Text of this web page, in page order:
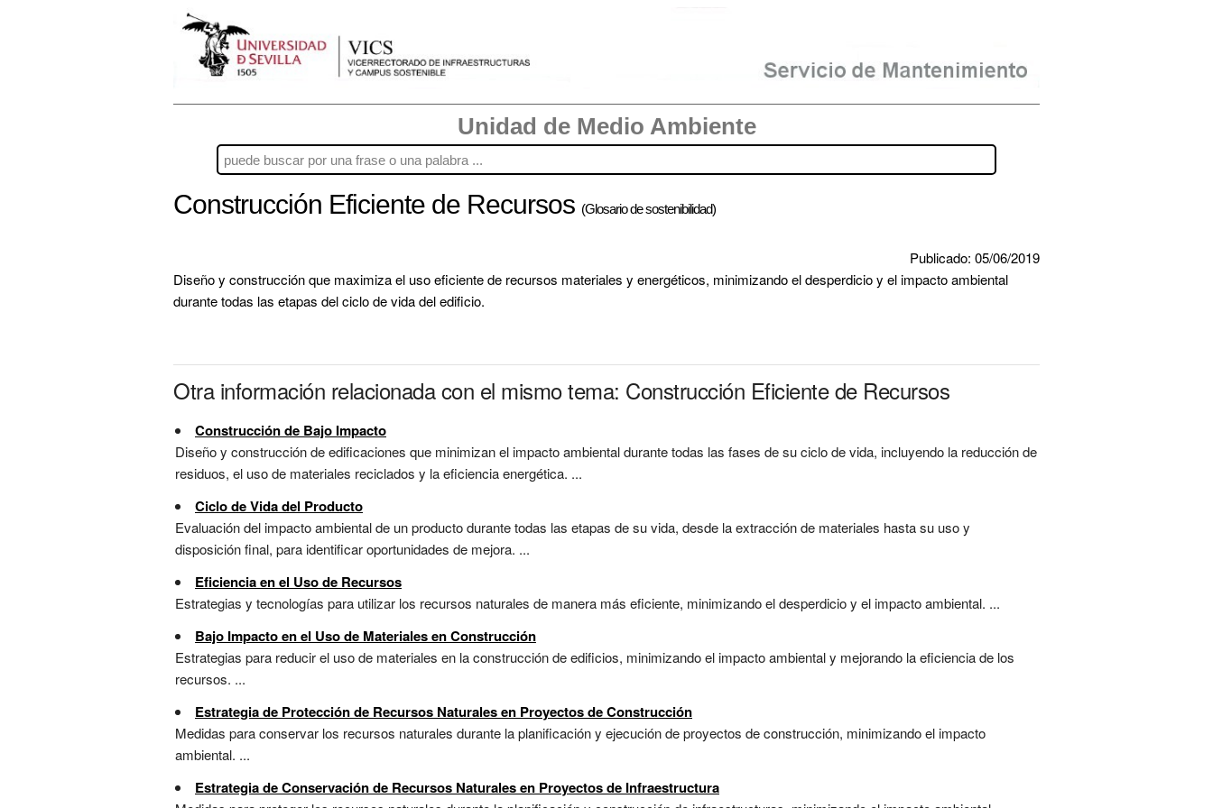
Unidad de Medio Ambiente
Construcción Eficiente de Recursos (Glosario de sostenibilidad)
Publicado: 05/06/2019
Diseño y construcción que maximiza el uso eficiente de recursos materiales y energéticos, minimizando el desperdicio y el impacto ambiental
durante todas las etapas del ciclo de vida del edificio.
Otra información relacionada con el mismo tema: Construcción Eficiente de Recursos
Construcción de Bajo Impacto
Diseño y construcción de edificaciones que minimizan el impacto ambiental durante todas las fases de su ciclo de vida, incluyendo la reducción de
residuos, el uso de materiales reciclados y la eficiencia energética. ...
Ciclo de Vida del Producto
Evaluación del impacto ambiental de un producto durante todas las etapas de su vida, desde la extracción de materiales hasta su uso y
disposición final, para identificar oportunidades de mejora. ...
Eficiencia en el Uso de Recursos
Estrategias y tecnologías para utilizar los recursos naturales de manera más eficiente, minimizando el desperdicio y el impacto ambiental. ...
Bajo Impacto en el Uso de Materiales en Construcción
Estrategias para reducir el uso de materiales en la construcción de edificios, minimizando el impacto ambiental y mejorando la eficiencia de los
recursos. ...
Estrategia de Protección de Recursos Naturales en Proyectos de Construcción
Medidas para conservar los recursos naturales durante la planificación y ejecución de proyectos de construcción, minimizando el impacto
ambiental. ...
Estrategia de Conservación de Recursos Naturales en Proyectos de Infraestructura